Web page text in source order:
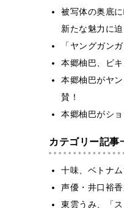
被写体の奥底
新たな魅力に迫
「ヤングガン
本郷柚巴、ビ
本郷柚巴がヤ
賛！
本郷柚巴がシ
カテゴリー記事
十味、ベトナ
声優・井口裕
東雲うみ、「